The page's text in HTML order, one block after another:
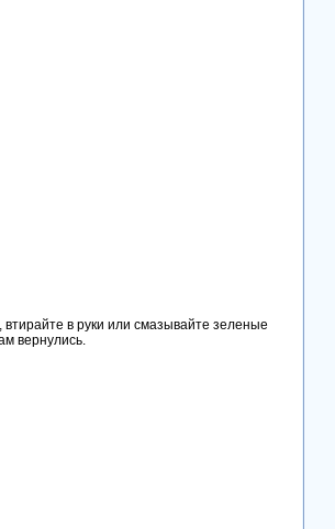
в руки или смазывайте зеленые
вернулись.